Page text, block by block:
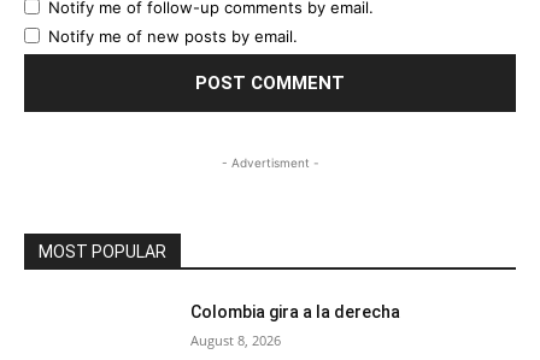
Notify me of follow-up comments by email.
Notify me of new posts by email.
- Advertisment -
MOST POPULAR
Colombia gira a la derecha
August 8, 2026